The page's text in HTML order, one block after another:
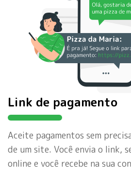
Link de pagamento
Aceite pagamentos sem
de um site. Você envia o link,
online e você recebe na sua